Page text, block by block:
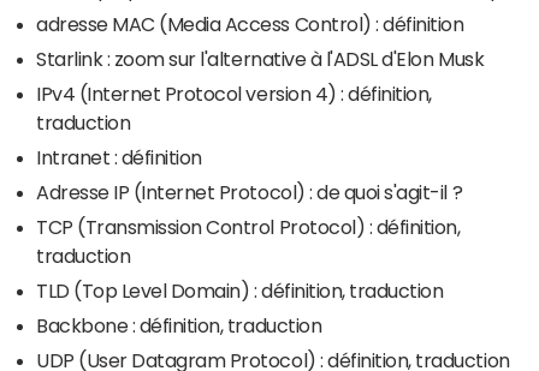
adresse MAC (Media Access Control) : définition
Starlink : zoom sur l'alternative à l'ADSL d'Elon Musk
IPv4 (Internet Protocol version 4) : définition,
traduction
Intranet : définition
Adresse IP (Internet Protocol) : de quoi s'agit-il ?
TCP (Transmission Control Protocol) : définition,
traduction
TLD (Top Level Domain) : définition, traduction
Backbone : définition, traduction
UDP (User Datagram Protocol) : définition, traduction